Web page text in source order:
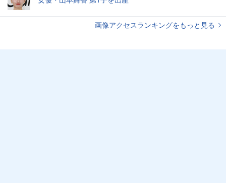
画像アクセスランキングをもっと見る